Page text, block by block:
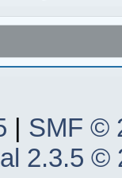
| SMF ©
2.3.5 ©